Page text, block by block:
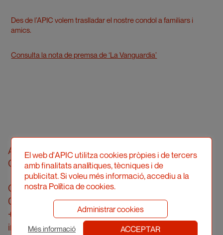
Des de l’APIC volem traslladar el nostre condol a familiars i
amics.
Consulta la nota de premsa de ‘La Vanguardia’
Associació Professional d’Il·lustradors de
Catalunya
Carrer Londres, 96, pral. 2a
08036 Barcelona
+34 934 161 474
info@apic.cat
El web d'APIC utilitza cookies pròpies i de tercers
amb finalitats analítiques, tècniques i de
publicitat. Si voleu més informació, accediu a la
nostra Política de cookies.
Administrar cookies
Més informació ACCEPTAR